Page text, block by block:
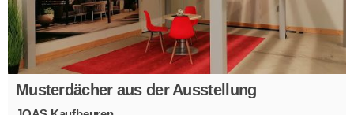
Musterdächer aus der Ausstellung